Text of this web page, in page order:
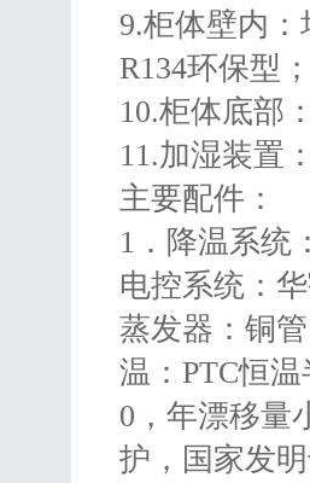
9.柜体壁内
R134环保型
10.柜体底部
11.加湿装置
主要配件：
1．降温系统
电控系统：
蒸发器：铜
温：PTC恒
0，年漂移量
护，国家发